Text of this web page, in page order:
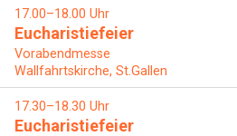
17.00–18.00 Uhr
Eucharistiefeier
Vorabendmesse
Wallfahrtskirche, St.Gallen
17.30–18.30 Uhr
Eucharistiefeier